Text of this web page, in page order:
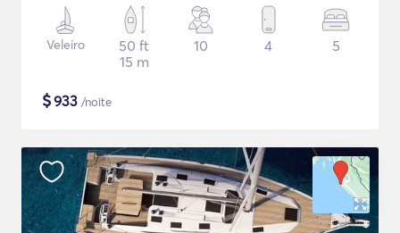
Veleiro
50 ft
15 m
10 4 5
$933 /noite